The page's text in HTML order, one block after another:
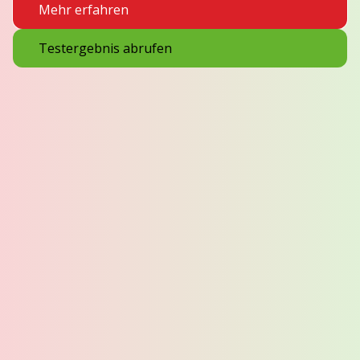
Mehr erfahren
Testergebnis abrufen